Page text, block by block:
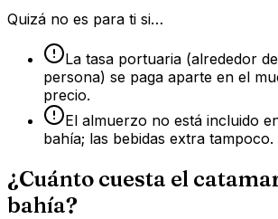
Quizá no es para ti si…
La tasa portuaria (alrededor
persona) se paga aparte en el
precio.
El almuerzo no está incluido
bahía; las bebidas extra tampoco.
¿Cuánto cuesta el
bahía?